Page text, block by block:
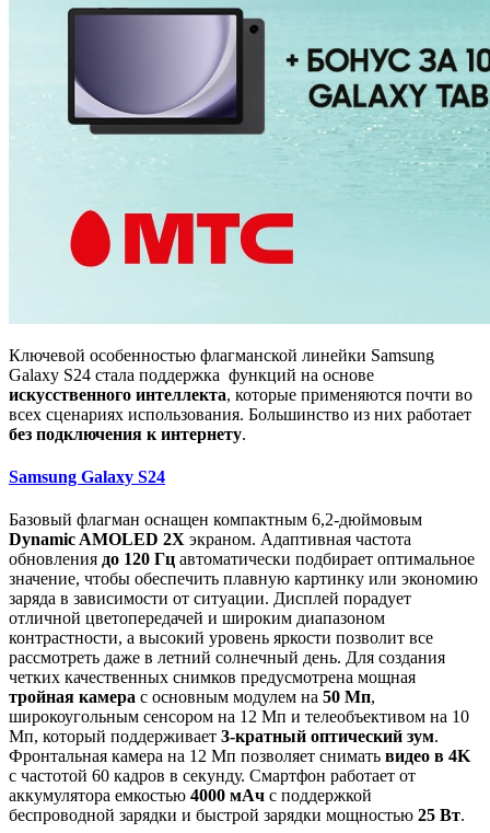
Ключевой особенностью флагманской линейки Samsung
Galaxy S24 стала поддержка функций на основе
искусственного интеллекта, которые применяются почти во
всех сценариях использования. Большинство из них работает
без подключения к интернету.
Samsung Galaxy S24
Базовый флагман оснащен компактным 6,2-дюймовым
Dynamic AMOLED 2X экраном. Адаптивная частота
обновления до 120 Гц автоматически подбирает оптимальное
значение, чтобы обеспечить плавную картинку или экономию
заряда в зависимости от ситуации. Дисплей порадует
отличной цветопередачей и широким диапазоном
контрастности, а высокий уровень яркости позволит все
рассмотреть даже в летний солнечный день. Для создания
четких качественных снимков предусмотрена мощная
тройная камера с основным модулем на 50 Мп,
широкоугольным сенсором на 12 Мп и телеобъективом на 10
Мп, который поддерживает 3-кратный оптический зум.
Фронтальная камера на 12 Мп позволяет снимать видео в 4K
с частотой 60 кадров в секунду. Смартфон работает от
аккумулятора емкостью 4000 мАч с поддержкой
беспроводной зарядки и быстрой зарядки мощностью 25 Вт.